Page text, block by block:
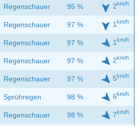
Regenschauer 95 % 2km/h
Regenschauer 97 % 1 km/h
Regenschauer 97 % 1 km/h
Regenschauer 97 % 2km/h
Regenschauer 97 % 5km/h
Sprühregen 98 % 6km/h
Regenschauer 98 % 7km/h